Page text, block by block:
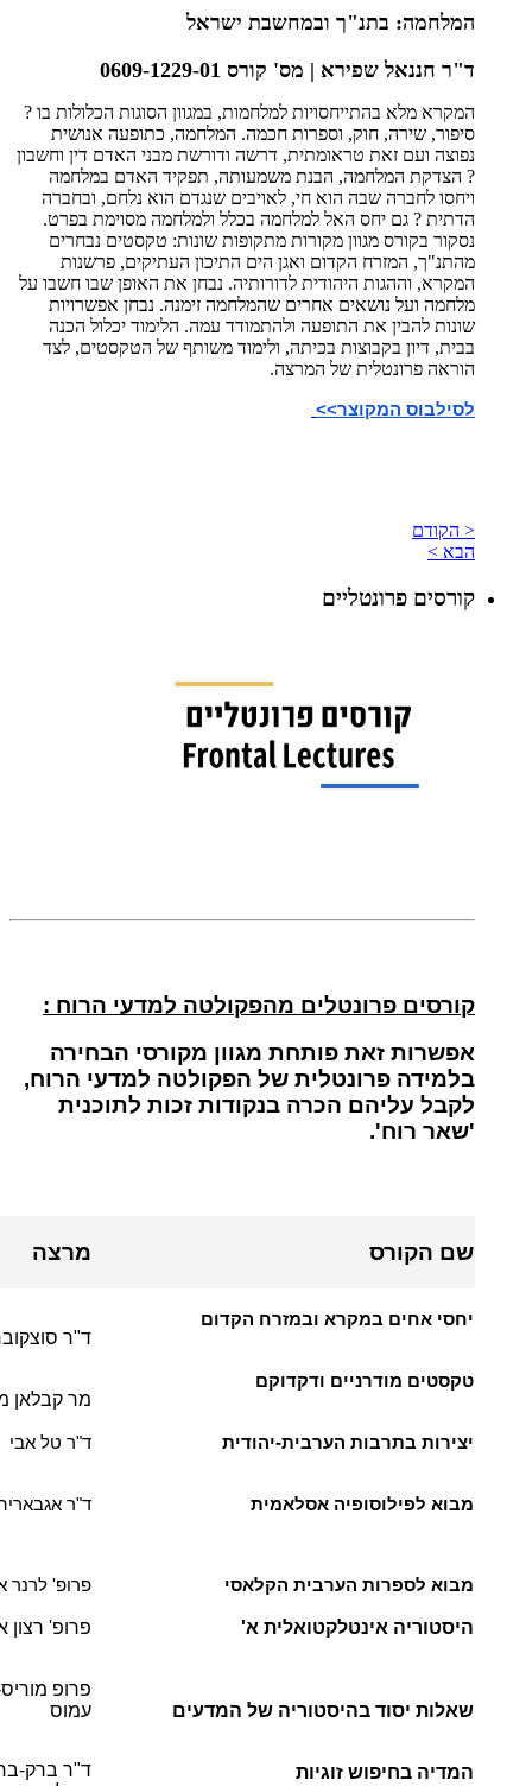
המלחמה: בתנ"ך ובמחשבת ישראל
ד"ר חננאל שפירא | מס' קורס 0609-1229-01
המקרא מלא בהתייחסויות למלחמות, במגוון הסוגות הכלולות בו ?
סיפור, שירה, חוק, וספרות חכמה. המלחמה, כתופעה אנושית
נפוצה ועם זאת טראומתית, דרשה ודורשת מבני האדם דין וחשבון
? הצדקת המלחמה, הבנת משמעותה, תפקיד האדם במלחמה
ויחסו לחברה שבה הוא חי, לאויבים שנגדם הוא נלחם, ובחברה
הדתית ? גם יחס האל למלחמה בכלל ולמלחמה מסוימת בפרט.
נסקור בקורס מגוון מקורות מתקופות שונות: טקסטים נבחרים
מהתנ"ך, המזרח הקדום ואגן הים התיכון העתיקים, פרשנות
המקרא, וההגות היהודית לדורותיה. נבחן את האופן שבו חשבו על
מלחמה ועל נושאים אחרים שהמלחמה זימנה. נבחן אפשרויות
שונות להבין את התופעה ולהתמודד עמה. הלימוד יכלול הכנה
בבית, דיון בקבוצות בכיתה, ולימוד משותף של הטקסטים, לצד
הוראה פרונטלית של המרצה.
לסילבוס המקוצר>>
< הקודם
הבא >
קורסים פרונטליים
קורסים פרונטלים מהפקולטה למדעי הרוח :
אפשרות זאת פותחת מגוון מקורסי הבחירה
בלמידה פרונטלית של הפקולטה למדעי הרוח,
לקבל עליהם הכרה בנקודות זכות לתוכנית
'שאר רוח'.
שם הקורס מרצה
יחסי אחים במקרא ובמזרח הקדום
ד"ר
טקסטים מודרניים ודקדוקם
מר קבלאן
יצירות בתרבות הערבית-יהודית ד"ר טל אבי
מבוא לפילוסופיה אסלאמית ד"ר
מבוא לספרות הערבית הקלאסי פרופ' לרנר
היסטוריה אינטלקטואלית א' פרופ' רצון
שאלות יסוד בהיסטוריה של המדעים
פרופ
עמוס
המדיה בחיפוש זוגיות
ד"ר ברק-